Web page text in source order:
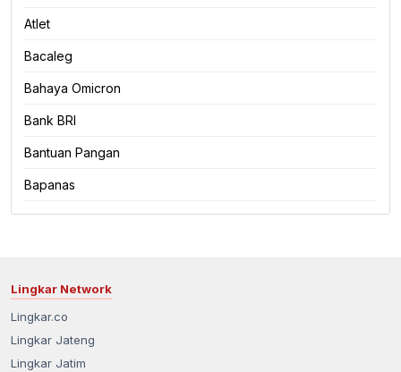
Atlet
Bacaleg
Bahaya Omicron
Bank BRI
Bantuan Pangan
Bapanas
Lingkar Network
Lingkar.co
Lingkar Jateng
Lingkar Jatim